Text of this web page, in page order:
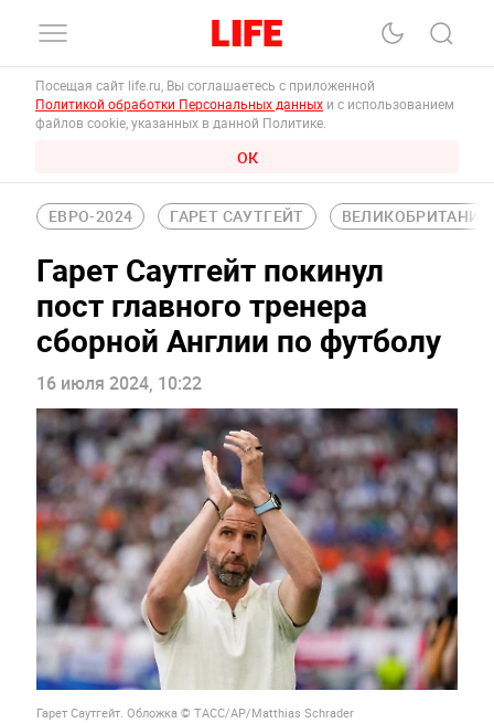
Посещая сайт life.ru, Вы соглашаетесь с приложенной
Политикой обработки Персональных данных и с использованием
файлов cookie, указанных в данной Политике.
ОК
ЕВРО-2024 ГАРЕТ САУТГЕЙТ ВЕЛИКОБРИТАНИЯ
Гарет Саутгейт покинул
пост главного тренера
сборной Англии по футболу
16 июля 2024, 10:22
Гарет Саутгейт. Обложка © ТАСС/AP/Matthias Schrader